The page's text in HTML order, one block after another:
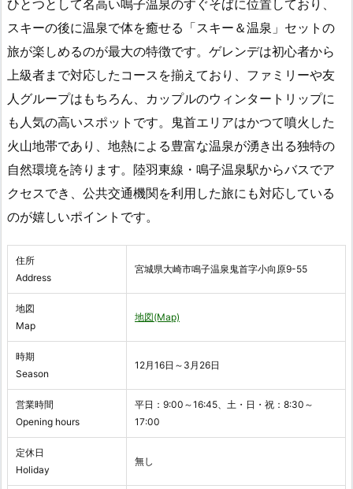
ひとつとして名高い鳴子温泉のすぐそばに位置しており、
スキーの後に温泉で体を癒せる「スキー＆温泉」セットの
旅が楽しめるのが最大の特徴です。ゲレンデは初心者から
上級者まで対応したコースを揃えており、ファミリーや友
人グループはもちろん、カップルのウィンタートリップに
も人気の高いスポットです。鬼首エリアはかつて噴火した
火山地帯であり、地熱による豊富な温泉が湧き出る独特の
自然環境を誇ります。陸羽東線・鳴子温泉駅からバスでア
クセスでき、公共交通機関を利用した旅にも対応している
のが嬉しいポイントです。
住所
Address
宮城県大崎市鳴子温泉鬼首字小向原9-55
地図
Map
地図(Map)
時期
Season
12月16日～3月26日
営業時間
Opening hours
平日：9:00～16:45、土・日・祝：8:30～
17:00
定休日
Holiday
無し